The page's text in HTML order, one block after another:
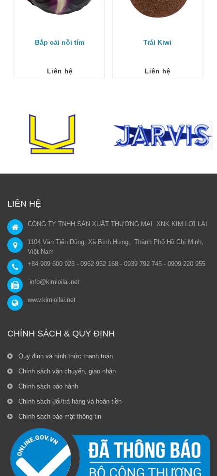
Bắp cải nồi tím
Liên hệ
Trái Kiwi
Liên hệ
LIÊN HỆ
CÔNG TY TNHH SẢN XUẤT THƯƠNG MẠI XNK KIM LỢI LAI
1104 Văn Tiến Dũng, Xã Bình Hưng, Thành Phố Hồ Chí Minh,
Việt Nam
+84.909 600 928 - 0962 952 168 - 0939 792 745 - 0909 220 955
info@kimloilai.net
www.kimloilai.net
CHÍNH SÁCH & QUY ĐỊNH
Quy định và hình thức thanh toán
Chính sách vận chuyển, giao nhận
Chính sách bảo hành
Chính sách đổi/trả hàng và hoàn tiền
Chính sách bảo mật thông tin